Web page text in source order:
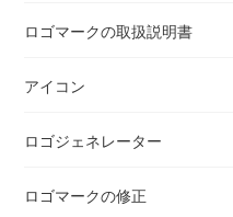
ロゴマークの取扱説明書
アイコン
ロゴジェネレーター
ロゴマークの修正